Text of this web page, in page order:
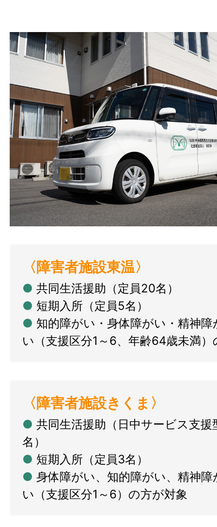
〈障害者施設東温〉
● 共同生活援助（定員20名）
● 短期入所（定員5名）
● 知的障がい・身体障がい・精神
い（支援区分1～6、年齢64歳未満）
〈障害者施設きくま〉
● 共同生活援助（日中サービス支援
名）
● 短期入所（定員3名）
● 身体障がい、知的障がい、精神
い（支援区分1～6）の方が対象